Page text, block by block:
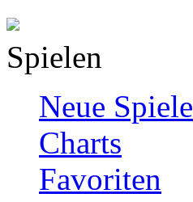
Spielen
Neue Spiele
Charts
Favoriten